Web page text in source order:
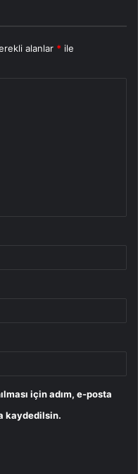
alanlar * ile
için adım, e-posta
kaydedilsin.